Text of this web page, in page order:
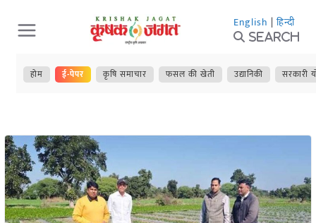
Skip
to
content
English | हिन्दी
Search
होम ई-पेपर कृषि समाचार फसल की खेती उद्यानिकी सरकारी